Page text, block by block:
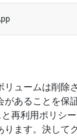
ュームは削除
あることを保
再利用ポリシ
ます。決して